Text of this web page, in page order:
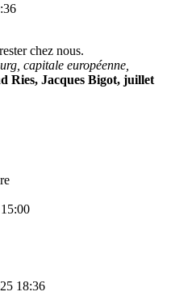
chez nous.
capitale européenne,
Ries, Jacques Bigot, juillet
18:36